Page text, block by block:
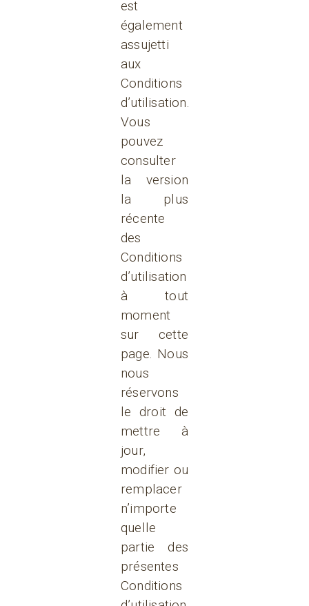
est
également
assujetti
aux
Conditions
d’utilisation.
Vous
pouvez
consulter
la version
la plus
récente
des
Conditions
d’utilisation
à tout
moment
sur cette
page. Nous
nous
réservons
le droit de
mettre à
jour,
modifier ou
remplacer
n’importe
quelle
partie des
présentes
Conditions